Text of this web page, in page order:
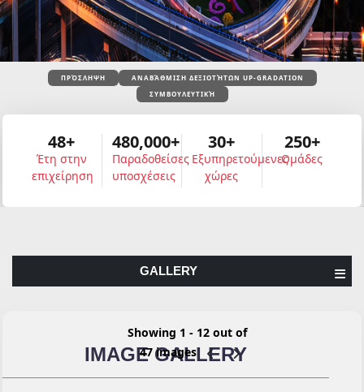
ΠΡΌΣΛΗΨΗ
ΑΝΑΒΆΘΜΙΣΗ ΔΕΞΙΟΤΉΤΩΝ UP-GRADATION
ΣΥΜΒΟΥΛΕΥΤΙΚΉ
48+
Έτη στην
επιχείρηση
480,000+
Παραδοθείσες
υποσχέσεις
30+
Εξυπηρετούμενες
χώρες
250+
Ομάδες
GALLERY
IMAGE GALLERY
Showing 13 - 24 out of
47 images